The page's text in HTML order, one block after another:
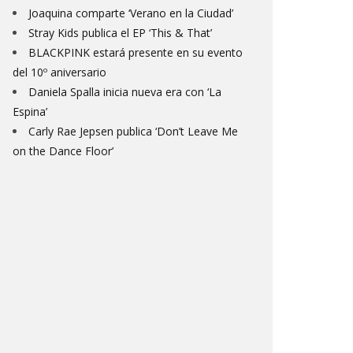
Joaquina comparte ‘Verano en la Ciudad’
Stray Kids publica el EP ‘This & That’
BLACKPINK estará presente en su evento
del 10º aniversario
Daniela Spalla inicia nueva era con ‘La
Espina’
Carly Rae Jepsen publica ‘Don’t Leave Me
on the Dance Floor’